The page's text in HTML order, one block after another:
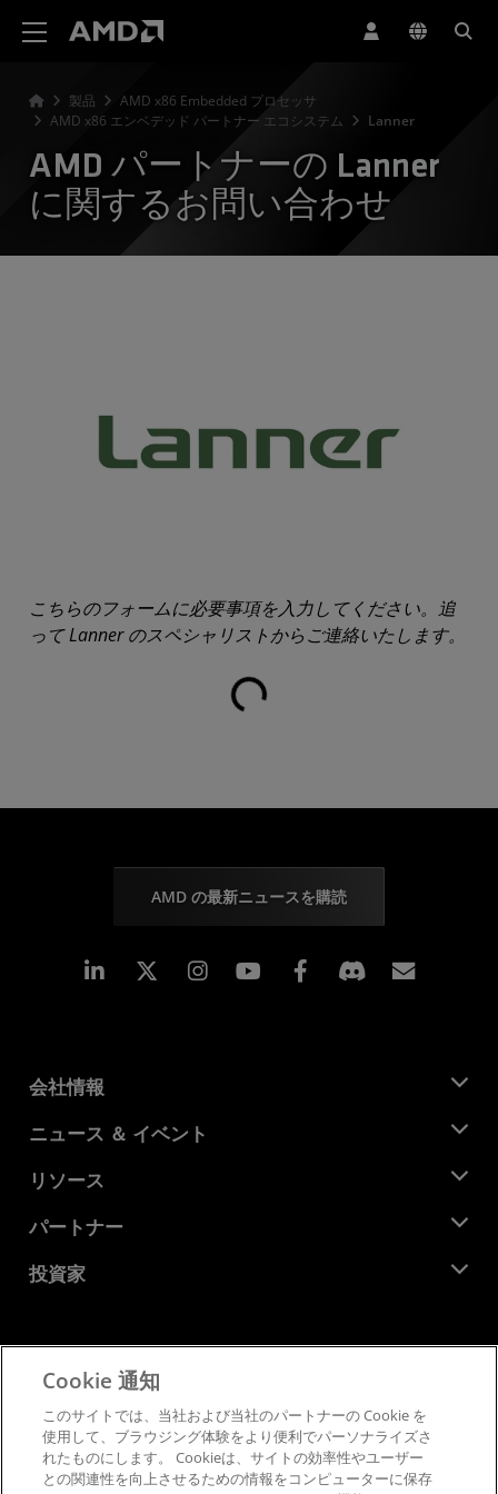
製品
AMD x86 Embedded プロセッサ
AMD x86 エンベデッド パートナー エコシステム
Lanner
AMD パートナーの Lanner
に関するお問い合わせ
こちらのフォームに必要事項を入力してください。追
って Lanner のスペシャリストからご連絡いたします。
読み込み中...
AMD の最新ニュースを購読
Linkedin Instagram Facebook
会社情報
AMD について
企業責任
キャリア
お問い合わせ
ニュース ＆ イベント
ニュースルーム
メディア ライブラリ
リソース
デベロッパー セントラル
ケース スタディ
パートナー
AMD パートナー ハブ
投資家
財務情報
取締役会
ガバナンス報告書
SEC 提出書類
プライバシー
商標
サプライ チェーンの透明性
公正でオープンな競争
Cookie 通知
このサイトでは、当社および当社のパートナーの Cookie を
使用して、ブラウジング体験をより便利でパーソナライズさ
れたものにします。 Cookieは、サイトの効率性やユーザー
との関連性を向上させるための情報をコンピューターに保存